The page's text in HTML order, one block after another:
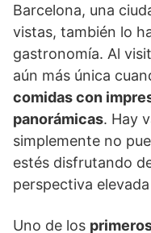
Barcelona, una
vistas, también lo
gastronomía. Al
aún más única
comidas con
panorámicas. Hay
simplemente no
estés disfrutando
perspectiva
Uno de los